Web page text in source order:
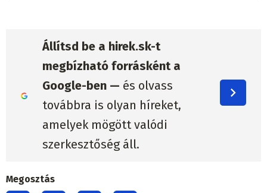
Állítsd be a hirek.sk-t
megbízható forrásként a
Google-ben — és olvass
továbbra is olyan híreket,
amelyek mögött valódi
szerkesztőség áll.
Megosztás